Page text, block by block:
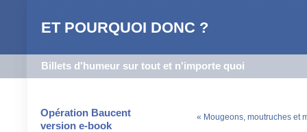
ET POURQUOI DONC ?
Billets d'humeur sur tout et n'importe quoi
Opération Baucent
version e-book
« Mougeons, moutruches et